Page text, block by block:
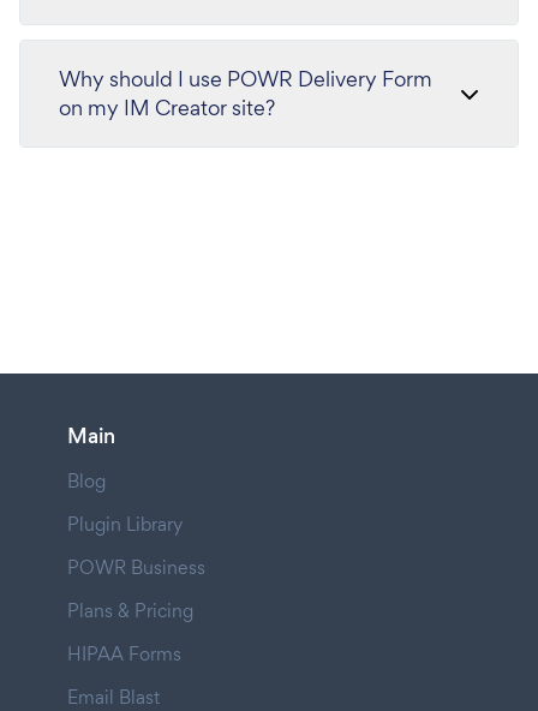
Why should I use POWR Delivery Form
on my IM Creator site?
Main
Blog
Plugin Library
POWR Business
Plans & Pricing
HIPAA Forms
Email Blast